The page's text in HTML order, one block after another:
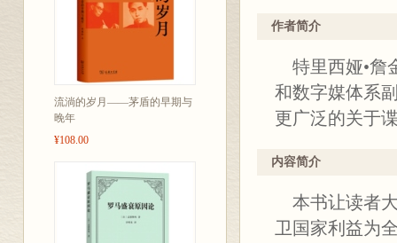
流淌的岁月——茅盾的早期与
晚年
¥108.00
国的国家利益
在大众媒体中
知道中央情报
世纪90年代中
中情局在外国
作者简介
特里西娅•詹
和数字媒体系
更广泛的关于
内容简介
本书让读者
卫国家利益为